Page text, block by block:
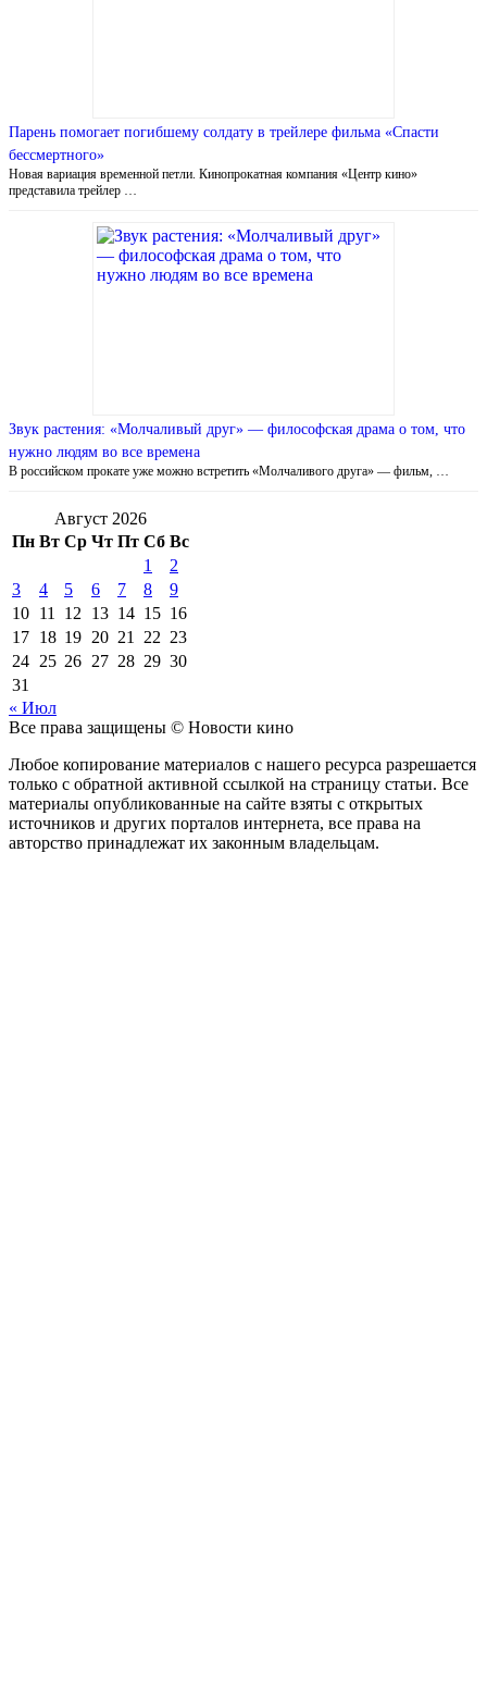
Парень помогает погибшему солдату в трейлере фильма «Спасти
бессмертного»
Новая вариация временной петли. Кинопрокатная компания «Центр кино»
представила трейлер …
Звук растения: «Молчаливый друг» — философская драма о том, что
нужно людям во все времена
В российском прокате уже можно встретить «Молчаливого друга» — фильм, …
Август 2026
Пн Вт Ср Чт Пт Сб Вс
1
2
3
4 5 6 7 8
9
10 11 12 13 14 15 16
17 18 19 20 21 22 23
24 25 26 27 28 29 30
31
« Июл
Все права защищены © Новости кино
Любое копирование материалов с нашего ресурса разрешается
только с обратной активной ссылкой на страницу статьи. Все
материалы опубликованные на сайте взяты с открытых
источников и других порталов интернета, все права на
авторство принадлежат их законным владельцам.